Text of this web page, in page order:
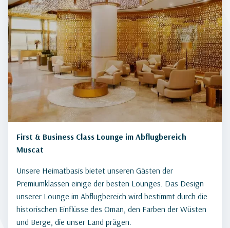
First & Business Class Lounge im Abflugbereich
Muscat
Unsere Heimatbasis bietet unseren Gästen der
Premiumklassen einige der besten Lounges. Das Design
unserer Lounge im Abflugbereich wird bestimmt durch die
historischen Einflüsse des Oman, den Farben der Wüsten
und Berge, die unser Land prägen.